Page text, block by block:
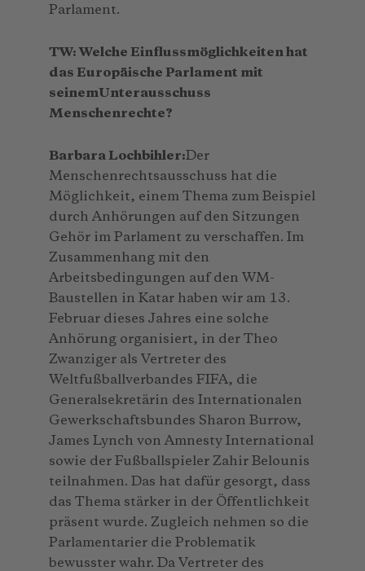
Parlament.
TW: Welche Einflussmöglichkeiten hat
das Europäische Parlament mit
seinemUnterausschuss
Menschenrechte?
Barbara Lochbihler:Der
Menschenrechtsausschuss hat die
Möglichkeit, einem Thema zum Beispiel
durch Anhörungen auf den Sitzungen
Gehör im Parlament zu verschaffen. Im
Zusammenhang mit den
Arbeitsbedingungen auf den WM-
Baustellen in Katar haben wir am 13.
Februar dieses Jahres eine solche
Anhörung organisiert, in der Theo
Zwanziger als Vertreter des
Weltfußballverbandes FIFA, die
Generalsekretärin des Internationalen
Gewerkschaftsbundes Sharon Burrow,
James Lynch von Amnesty International
sowie der Fußballspieler Zahir Belounis
teilnahmen. Das hat dafür gesorgt, dass
das Thema stärker in der Öffentlichkeit
präsent wurde. Zugleich nehmen so die
Parlamentarier die Problematik
bewusster wahr. Da Vertreter des